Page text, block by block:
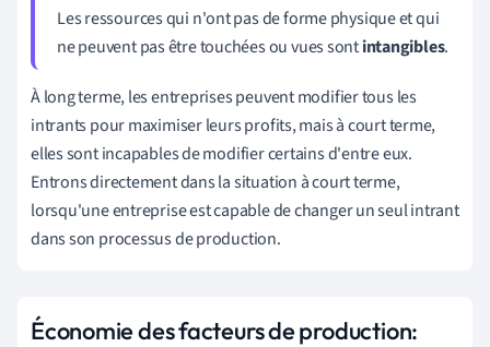
Les ressources qui n'ont pas de forme physique et qui
ne peuvent pas être touchées ou vues sontintangibles.
À long terme, les entreprises peuvent modifier tous les
intrants pour maximiser leurs profits, mais à court terme,
elles sont incapables de modifier certains d'entre eux.
Entrons directement dans la situation à court terme,
lorsqu'une entreprise est capable de changer un seul intrant
dans son processus de production.
Économie des facteurs de production: